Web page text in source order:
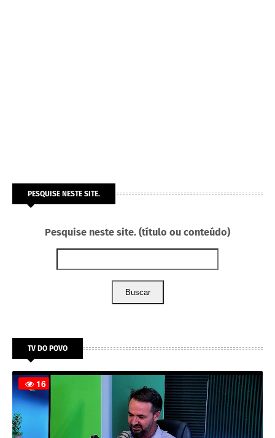
PESQUISE NESTE SITE.
Pesquise neste site. (título ou conteúdo)
Buscar
TV DO POVO